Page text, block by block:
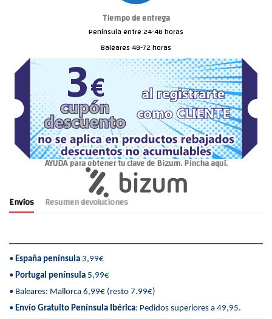
Tiempo de entrega
Península entre 24-48 horas
Baleares 48-72 horas
AYUDA para obtener tu clave de Bizum. Pincha aquí.
Envíos Resumen devoluciones
• España península 3,99€
• Portugal península 5,99€
• Baleares: Mallorca 6,99€ (resto 7.99€)
• Envío Gratuito Península Ibérica: Pedidos superiores a 49,95.